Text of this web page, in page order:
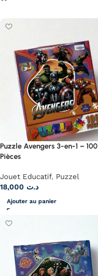
Puzzle Avengers 3-en-1 – 100
Pièces
Jouet Educatif, Puzzel
د.ت
Ajouter au panier